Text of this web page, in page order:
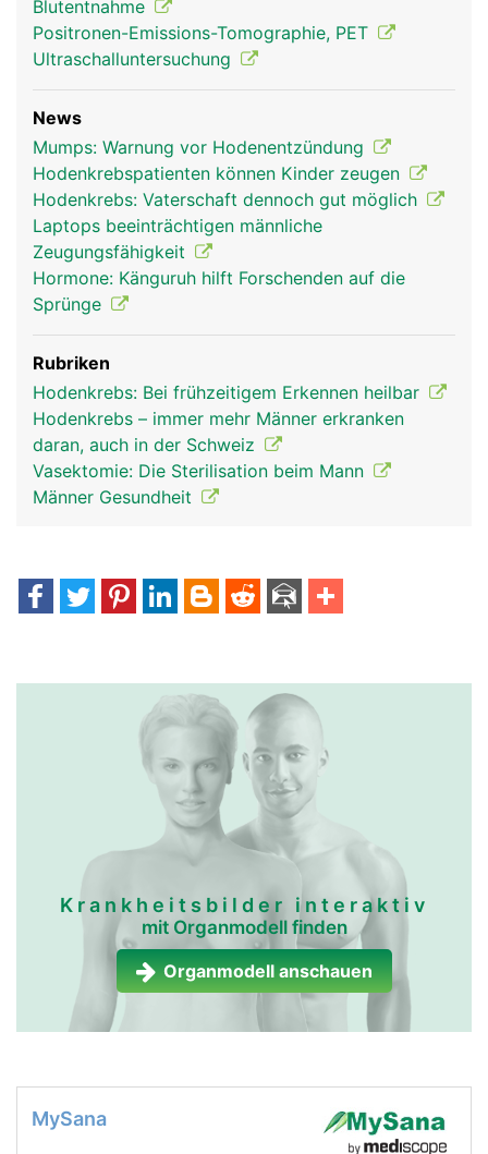
Blutentnahme
Positronen-Emissions-Tomographie, PET
Ultraschalluntersuchung
News
Mumps: Warnung vor Hodenentzündung
Hodenkrebspatienten können Kinder zeugen
Hodenkrebs: Vaterschaft dennoch gut möglich
Laptops beeinträchtigen männliche
Zeugungsfähigkeit
Hormone: Känguruh hilft Forschenden auf die
Sprünge
Rubriken
Hodenkrebs: Bei frühzeitigem Erkennen heilbar
Hodenkrebs – immer mehr Männer erkranken
daran, auch in der Schweiz
Vasektomie: Die Sterilisation beim Mann
Männer Gesundheit
Krankheitsbilder interaktiv
mit Organmodell finden
Organmodell anschauen
MySana